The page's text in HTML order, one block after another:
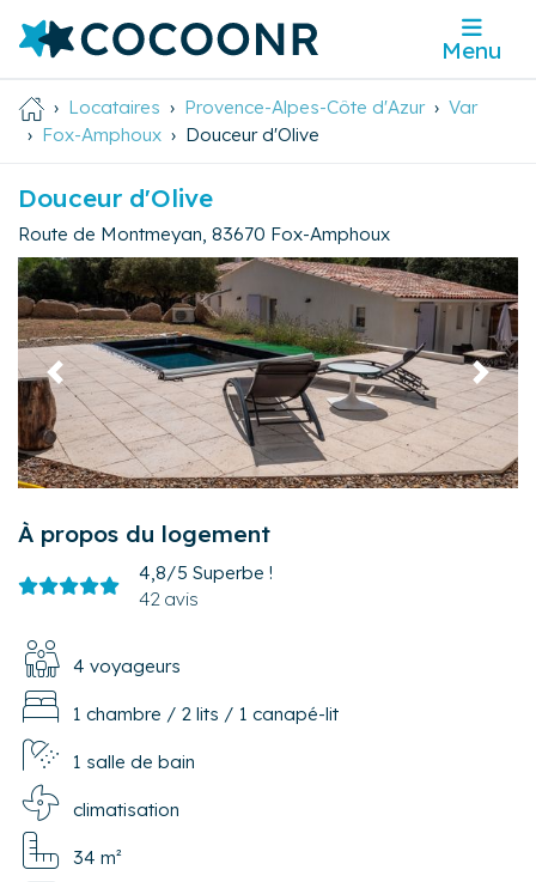
Menu
Locataires Provence-Alpes-Côte d'Azur
Var
Fox-Amphoux
Douceur d'Olive
Douceur d'Olive
Route de Montmeyan 83670 Fox-Amphoux
Précédent
À propos du logement
4,8/5 Superbe !
42 avis
4 voyageurs
1 chambre / 2 lits / 1 canapé-lit
1 salle de bain
climatisation
34 m²